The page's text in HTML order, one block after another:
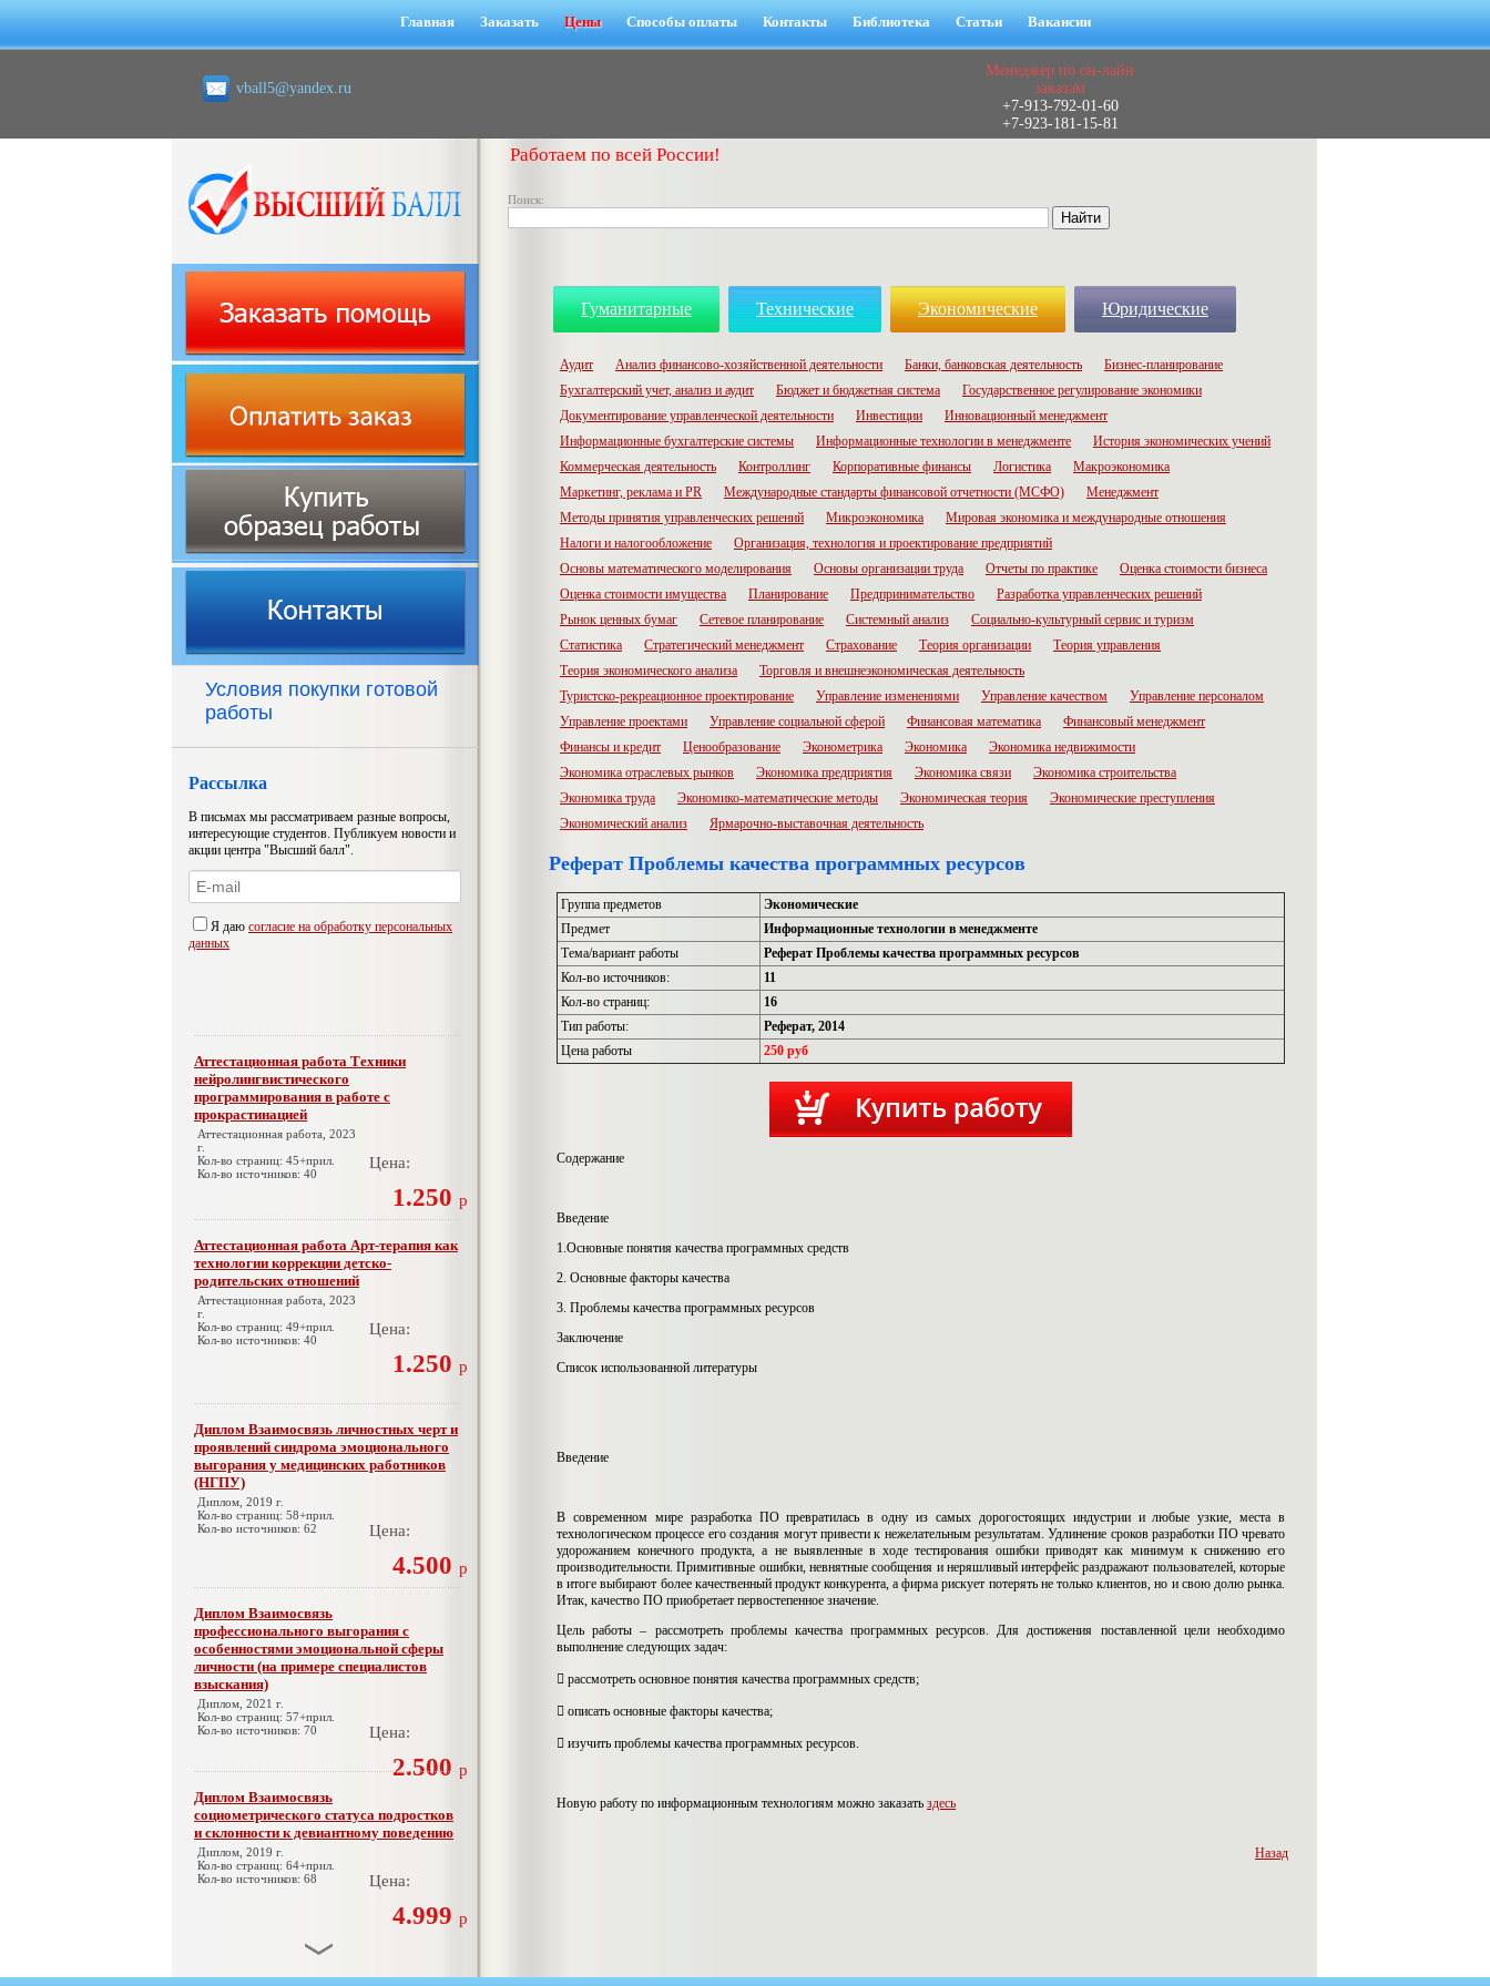
Главная Заказать Цены Способы оплаты Контакты Библиотека Статьи Вакансии
vball5@yandex.ru
Менеджер по он-лайн
заказам
+7-913-792-01-60
+7-923-181-15-81
Работаем по всей России!
Поиск:
Условия покупки готовой
работы
Рассылка
В письмах мы рассматриваем разные вопросы,
интересующие студентов. Публикуем новости и
акции центра "Высший балл".
Я даю согласие на обработку персональных
данных
Аттестационная работа Техники
нейролингвистического
программирования в работе с
прокрастинацией
Аттестационная работа, 2023
г.
Кол-во страниц: 45+прил.
Кол-во источников: 40
Цена:
1.250 р
Аттестационная работа Арт-терапия как
технологии коррекции детско-
родительских отношений
Аттестационная работа, 2023
г.
Кол-во страниц: 49+прил.
Кол-во источников: 40
Цена:
1.250 р
Диплом Взаимосвязь личностных черт и
проявлений синдрома эмоционального
выгорания у медицинских работников
(НГПУ)
Диплом, 2019 г.
Кол-во страниц: 58+прил.
Кол-во источников: 62
Цена:
4.500 р
Диплом Взаимосвязь
профессионального выгорания с
особенностями эмоциональной сферы
личности (на примере специалистов
взыскания)
Диплом, 2021 г.
Кол-во страниц: 57+прил.
Кол-во источников: 70
Цена:
2.500 р
Диплом Взаимосвязь
социометрического статуса подростков
и склонности к девиантному поведению
Диплом, 2019 г.
Кол-во страниц: 64+прил.
Кол-во источников: 68
Цена:
4.999 р
Диплом Взаимосвязь эмпатии и
Гуманитарные Технические Экономические Юридические
Аудит Анализ финансово-хозяйственной деятельности Банки, банковская деятельность
Бизнес-планирование
Бухгалтерский учет, анализ и аудит
Бюджет и бюджетная система
Государственное регулирование экономики
Документирование управленческой деятельности
Инвестиции
Инновационный менеджмент
Информационные бухгалтерские системы
Информационные технологии в менеджменте
История экономических учений
Коммерческая деятельность
Контроллинг Корпоративные финансы Логистика
Макроэкономика
Маркетинг, реклама и PR
Международные стандарты финансовой отчетности (МСФО)
Менеджмент
Методы принятия управленческих решений
Микроэкономика
Мировая экономика и международные отношения
Налоги и налогообложение
Организация, технология и проектирование предприятий
Основы математического моделирования
Основы организации труда Отчеты по практике
Оценка стоимости бизнеса
Оценка стоимости имущества
Планирование Предпринимательство
Разработка управленческих решений
Рынок ценных бумаг
Сетевое планирование Системный анализ
Социально-культурный сервис и туризм
Статистика
Стратегический менеджмент Страхование Теория организации
Теория управления
Теория экономического анализа
Торговля и внешнеэкономическая деятельность
Туристско-рекреационное проектирование
Управление изменениями Управление качеством
Управление персоналом
Управление проектами
Управление социальной сферой Финансовая математика
Финансовый менеджмент
Финансы и кредит
Ценообразование Эконометрика Экономика
Экономика недвижимости
Экономика отраслевых рынков
Экономика предприятия Экономика связи
Экономика строительства
Экономика труда
Экономико-математические методы Экономическая теория
Экономические преступления
Экономический анализ
Ярмарочно-выставочная деятельность
Реферат Проблемы качества программных ресурсов
Группа предметов
Экономические
Предмет
Информационные технологии в менеджменте
Тема/вариант работы
Реферат Проблемы качества программных ресурсов
Кол-во источников:
11
Кол-во страниц:
16
Тип работы:
Реферат, 2014
Цена работы
250 руб
Содержание
Введение
1.Основные понятия качества программных средств
2. Основные факторы качества
3. Проблемы качества программных ресурсов
Заключение
Список использованной литературы
Введение
В современном мире разработка ПО превратилась в одну из самых дорогостоящих индустрии и любые узкие, места в
технологическом процессе его создания могут привести к нежелательным результатам. Удлинение сроков разработки ПО чревато
удорожанием конечного продукта, а не выявленные в ходе тестирования ошибки приводят как минимум к снижению его
производительности. Примитивные ошибки, невнятные сообщения и неряшливый интерфейс раздражают пользователей, которые
в итоге выбирают более качественный продукт конкурента, а фирма рискует потерять не только клиентов, но и свою долю рынка.
Итак, качество ПО приобретает первостепенное значение.
Цель работы – рассмотреть проблемы качества программных ресурсов. Для достижения поставленной цели необходимо
выполнение следующих задач:
 рассмотреть основное понятия качества программных средств;
 описать основные факторы качества;
 изучить проблемы качества программных ресурсов.
Новую работу по информационным технологиям можно заказать здесь
Назад